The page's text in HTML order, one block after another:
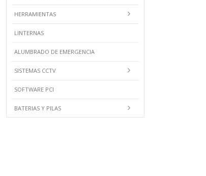
HERRAMIENTAS
LINTERNAS
ALUMBRADO DE EMERGENCIA
SISTEMAS CCTV
SOFTWARE PCI
BATERIAS Y PILAS